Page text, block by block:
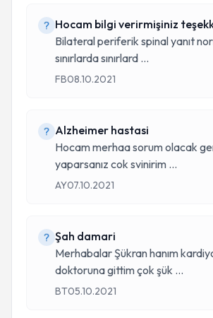
Hocam bilgi verirmişiniz
Bilateral periferik spinal yanıt
sınırlarda sınırlard ...
FB08.10.2021
Alzheimer hastasi
Hocam merhaa sorum olacak
yaparsanız cok svinirim ...
AY07.10.2021
Şah damari
Merhabalar Şükran hanım
doktoruna gittim çok şük ...
BT05.10.2021